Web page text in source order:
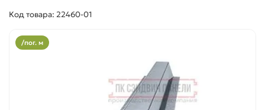
Код товара: 22460-01
/пог. м